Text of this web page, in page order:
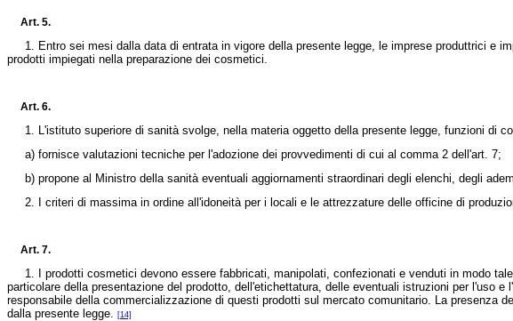
Art. 5.
1. Entro sei mesi dalla data di entrata in vigore della presente legge, le imprese produttrici e
prodotti impiegati nella preparazione dei cosmetici.
Art. 6.
1. L'istituto superiore di sanità svolge, nella materia oggetto della presente legge, funzioni di
a) fornisce valutazioni tecniche per l'adozione dei provvedimenti di cui al comma 2 dell'art. 7;
b) propone al Ministro della sanità eventuali aggiornamenti straordinari degli elenchi, degli
2. I criteri di massima in ordine all'idoneità per i locali e le attrezzature delle officine di
Art. 7.
1. I prodotti cosmetici devono essere fabbricati, manipolati, confezionati e venduti in modo
particolare della presentazione del prodotto, dell'etichettatura, delle eventuali istruzioni per l'uso
responsabile della commercializzazione di questi prodotti sul mercato comunitario. La presenza
dalla presente legge. [14]